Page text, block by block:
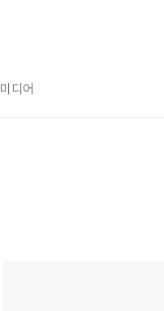
미디어